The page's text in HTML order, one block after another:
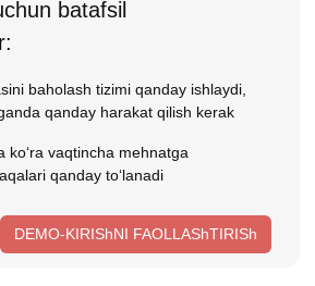
batafsil
baholash tizimi qanday ishlaydi,
qanday harakat qilish kerak
koʻra vaqtincha mehnatga
qanday toʻlanadi
DEMO-KIRIShNI FAOLLAShTIRISh